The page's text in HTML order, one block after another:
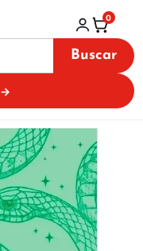
Buscar
→
0